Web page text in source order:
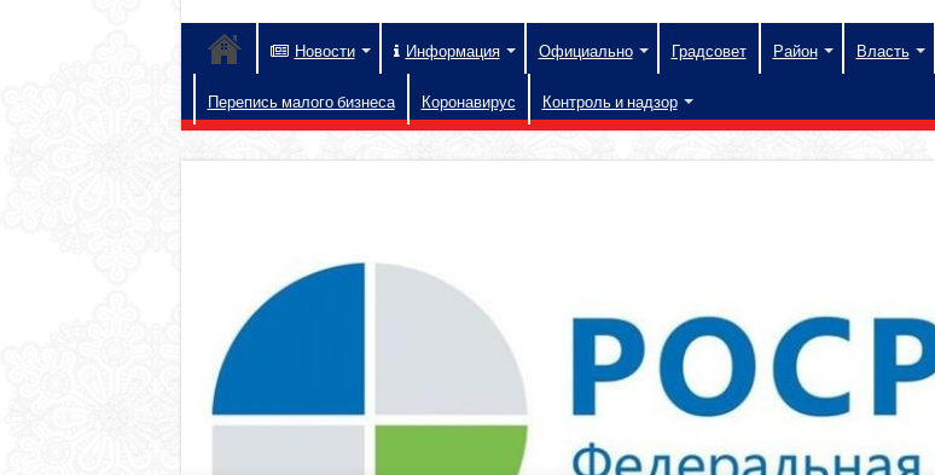
Новости Информация Официально Градсовет Район Власть
Перепись малого бизнеса Коронавирус Контроль и надзор